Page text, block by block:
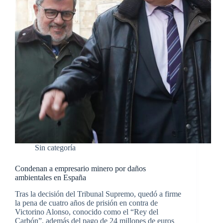
Sin categoría
Condenan a empresario minero por daños
ambientales en España
Tras la decisión del Tribunal Supremo, quedó a firme
la pena de cuatro años de prisión en contra de
Victorino Alonso, conocido como el “Rey del
Carbón”, además del pago de 24 millones de euros